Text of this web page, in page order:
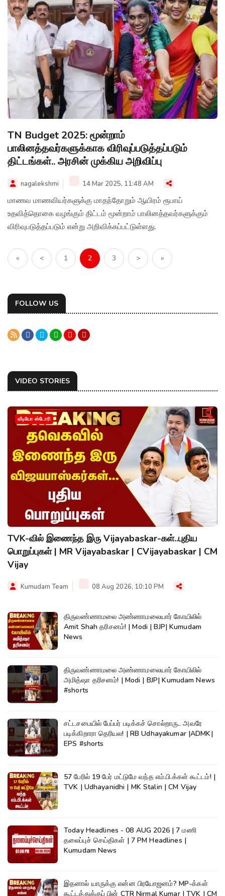
TN Budget 2025: மூன்றாம்
பாலினத்தவர்களுக்காக விரிவுப்படுத்தப்படும்
திட்டங்கள்.. அரசின் முக்கிய அறிவிப்பு
nagalekshmi 14 Mar 2025, 11:48 AM
மாணவ மாணவியர்களுக்கு மாதந்தோறும் ஆயிரம் ரூபாய்
உதவித்தொகை வழங்கும் திட்டம் மூன்றாம் பாலினத்தவர்களுக்கும்
விரிவுபடுத்தப்படும் என்று அறிவிக்கப்பட்டுள்ளது.
« < 1 2 3 > »
FOLLOW US
VIDEO STORIES
வீடியோ ஸ்டோரி
TVK-வில் இணைந்த இரு Vijayabaskar-கள்..புதிய
பொறுப்புகள் | MR Vijayabaskar | CVijayabaskar | CM
Vijay
Kumudam Team 08 Aug 2026, 10:10 PM
திருவண்ணாமலை அண்ணாமலையார் கோயிலில்
Amit Shah தரிசனம்! | Modi | BJP| Kumudam
News
திருவண்ணாமலை அண்ணாமலையார் கோயிலில்
அமித்ஷா தரிசனம்! | Modi | BJP| Kumudam News
#shorts
சட்டசபையில் பேப்பர் படிக்கச் சொல்றாரு.. அவரே
படிக்கிறாரா தெரியல! | RB Udhayakumar |ADMK|
EPS #shorts
57 பேரில் 19 பேர் மட்டுமே வந்த எம்.பி.க்கள் கூட்டம்! |
TVK | Udhayanidhi | MK Stalin | CM Vijay
Today Headlines - 08 AUG 2026 | 7 மணி
தலைப்புச் செய்திகள் | 7 PM Headlines |
Kumudam News
இதனால் யாருக்கு என்ன பிரயோஜனம்? MP-க்கள்
கூட்டத்துக்குப் பின் CTR Nirmal Kumar | TVK | CM